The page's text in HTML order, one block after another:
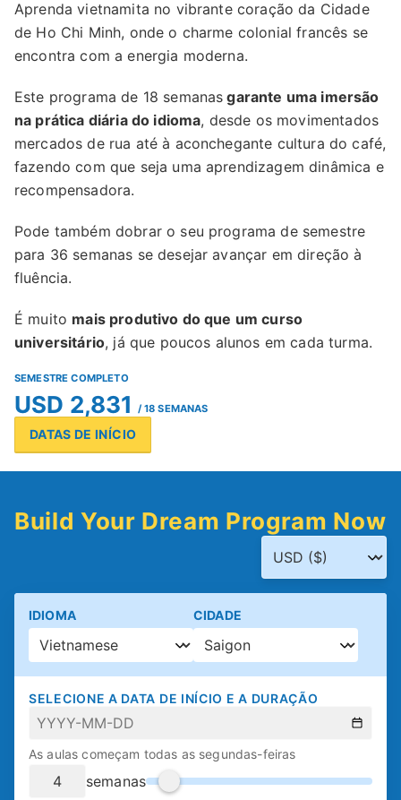
Aprenda vietnamita no vibrante coração da Cidade
de Ho Chi Minh, onde o charme colonial francês se
encontra com a energia moderna.
Este programa de 18 semanas garante uma imersão
na prática diária do idioma, desde os movimentados
mercados de rua até à aconchegante cultura do café,
fazendo com que seja uma aprendizagem dinâmica e
recompensadora.
Pode também dobrar o seu programa de semestre
para 36 semanas se desejar avançar em direção à
fluência.
É muito mais produtivo do que um curso
universitário, já que poucos alunos em cada turma.
SEMESTRE COMPLETO
USD 2,831 / 18 SEMANAS
DATAS DE INÍCIO
Build Your Dream Program Now
IDIOMA CIDADE
SELECIONE A DATA DE INÍCIO E A DURAÇÃO
As aulas começam todas as segundas-feiras
semanas